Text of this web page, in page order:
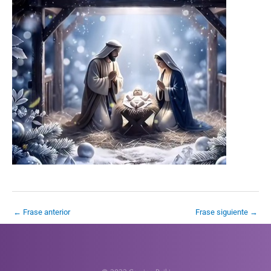
← Frase anterior Frase siguiente →